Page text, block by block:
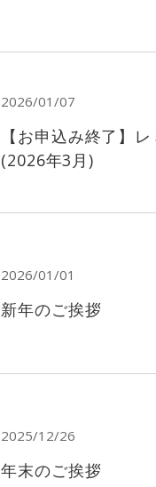
2026/01/07
【お申込み終了】
(2026年3月)
2026/01/01
新年のご挨拶
2025/12/26
年末のご挨拶